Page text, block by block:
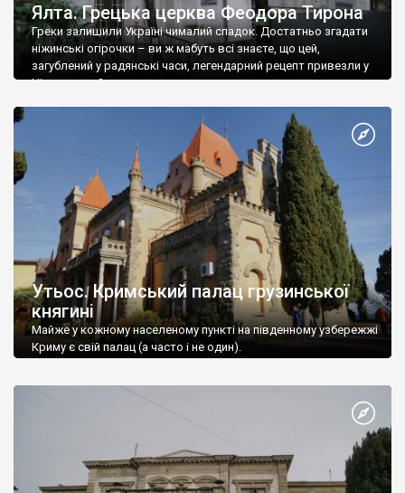
Ялта. Грецька церква Феодора Тирона
Греки залишили Україні чималий спадок. Достатньо згадати
ніжинські огірочки – ви ж мабуть всі знаєте, що цей,
загублений у радянські часи, легендарний рецепт привезли у
Ніжин греки?
Утьос. Кримський палац грузинської
княгині
Майже у кожному населеному пункті на південному узбережжі
Криму є свій палац (а часто і не один).